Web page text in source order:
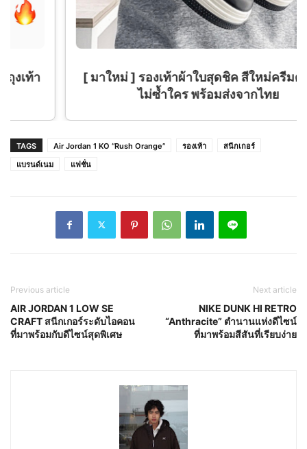
[ มาใหม่ ] รองเท้าผ้าใบสุดชิค สีใหม่ครีมดำ สวย
ไม่ซ้ำใคร พร้อมส่งจากไทย
TAGS Air Jordan 1 KO “Rush Orange” รองเท้า
สนีกเกอร์
แบรนด์เนม
แฟชั่น
Previous article
AIR JORDAN 1 LOW SE
CRAFT สนีกเกอร์ระดับไอคอน
ที่มาพร้อมกับดีไซน์สุดพิเศษ
Next article
NIKE DUNK HI RETRO
“Anthracite” ตำนานแห่งดีไซน์
ที่มาพร้อมสีสันที่เรียบง่าย